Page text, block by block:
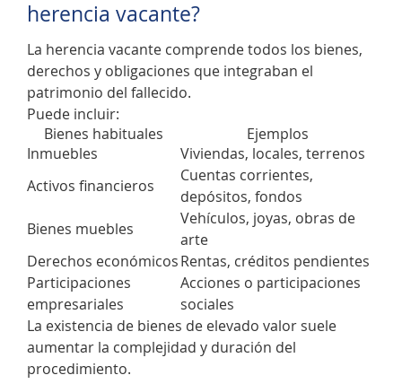
herencia vacante?
La herencia vacante comprende todos los bienes,
derechos y obligaciones que integraban el
patrimonio del fallecido.
Puede incluir:
Bienes habituales
Ejemplos
Inmuebles
Viviendas, locales, terrenos
Activos financieros
Cuentas corrientes,
depósitos, fondos
Bienes muebles
Vehículos, joyas, obras de
arte
Derechos económicosRentas, créditos pendientes
Participaciones
empresariales
Acciones o participaciones
sociales
La existencia de bienes de elevado valor suele
aumentar la complejidad y duración del
procedimiento.